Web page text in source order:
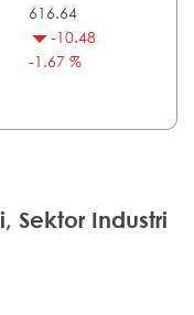
616.64
-10.48
-1.67 %
Sektor Industri